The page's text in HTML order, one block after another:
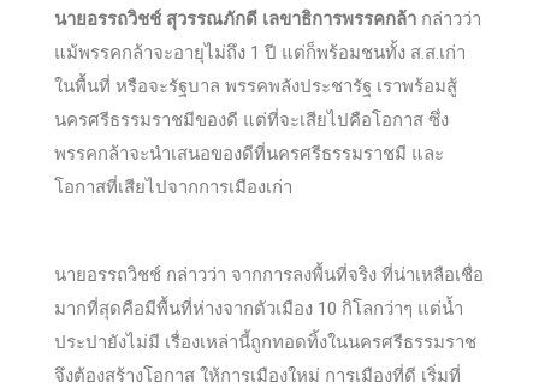
นายอรรถวิชช์ สุวรรณภักดี เลขาธิการพรรคกล้า กล่าวว่า
แม้พรรคกล้าจะอายุไม่ถึง 1 ปี แต่ก็พร้อมชนทั้ง ส.ส.เก่า
ในพื้นที่ หรือจะรัฐบาล พรรคพลังประชารัฐ เราพร้อมสู้
นครศรีธรรมราชมีของดี แต่ที่จะเสียไปคือโอกาส ซึ่ง
พรรคกล้าจะนำเสนอของดีที่นครศรีธรรมราชมี และ
โอกาสที่เสียไปจากการเมืองเก่า
นายอรรถวิชช์ กล่าวว่า จากการลงพื้นที่จริง ที่น่าเหลือเชื่อ
มากที่สุดคือมีพื้นที่ห่างจากตัวเมือง 10 กิโลกว่าๆ แต่น้ำ
ประปายังไม่มี เรื่องเหล่านี้ถูกทอดทิ้งในนครศรีธรรมราช
จึงต้องสร้างโอกาส ให้การเมืองใหม่ การเมืองที่ดี เริ่มที่